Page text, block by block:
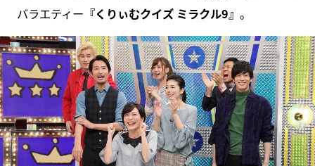
バラエティー 『くりぃむクイズ ミラクル9』 。